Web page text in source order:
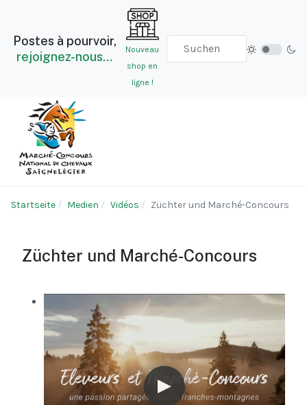
Postes à pourvoir,
rejoignez-nous…
Nouveau
shop en
ligne !
Startseite Medien Vidéos Züchter und Marché-Concours
Züchter und Marché-Concours